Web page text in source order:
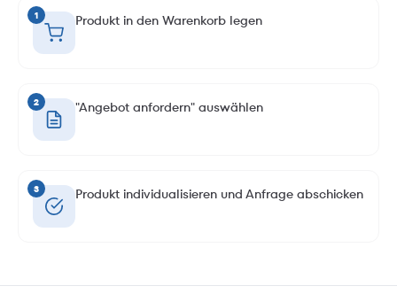
1 Produkt in den Warenkorb legen
2 "Angebot anfordern" auswählen
3 Produkt individualisieren und Anfrage abschicken